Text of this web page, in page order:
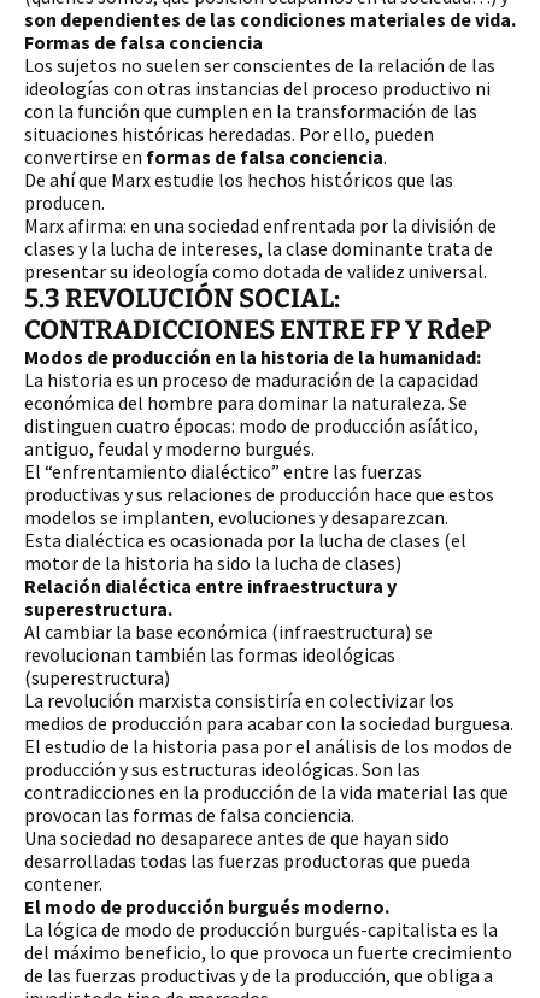
son dependientes de las condiciones materiales de vida.
Formas de falsa conciencia
Los sujetos no suelen ser conscientes de la relación de las
ideologías con otras instancias del proceso productivo ni
con la función que cumplen en la transformación de las
situaciones históricas heredadas. Por ello, pueden
convertirse en formas de falsa conciencia.
De ahí que Marx estudie los hechos históricos que las
producen.
Marx afirma: en una sociedad enfrentada por la división de
clases y la lucha de intereses, la clase dominante trata de
presentar su ideología como dotada de validez universal.
5.3 REVOLUCIÓN SOCIAL:
CONTRADICCIONES ENTRE FP Y RdeP
Modos de producción en la historia de la humanidad:
La historia es un proceso de maduración de la capacidad
económica del hombre para dominar la naturaleza. Se
distinguen cuatro épocas: modo de producción asíático,
antiguo, feudal y moderno burgués.
El “enfrentamiento dialéctico” entre las fuerzas
productivas y sus relaciones de producción hace que estos
modelos se implanten, evoluciones y desaparezcan.
Esta dialéctica es ocasionada por la lucha de clases (el
motor de la historia ha sido la lucha de clases)
Relación dialéctica entre infraestructura y
superestructura.
Al cambiar la base económica (infraestructura) se
revolucionan también las formas ideológicas
(superestructura)
La revolución marxista consistiría en colectivizar los
El estudio de la historia pasa por el análisis de los modos de
producción y sus estructuras ideológicas. Son las
contradicciones en la producción de la vida material las que
provocan las formas de falsa conciencia.
Una sociedad no desaparece antes de que hayan sido
desarrolladas todas las fuerzas productoras que pueda
contener.
El modo de producción burgués moderno.
La lógica de modo de producción burgués-capitalista es la
del máximo beneficio, lo que provoca un fuerte crecimiento
de las fuerzas productivas y de la producción, que obliga a